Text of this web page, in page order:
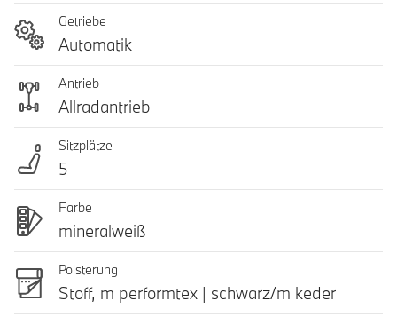
Getriebe
Automatik
Antrieb
Allradantrieb
Sitzplätze
5
Farbe
mineralweiß
Polsterung
Stoff, m performtex | schwarz/m keder